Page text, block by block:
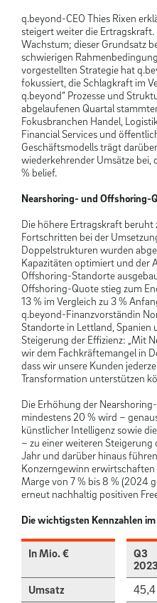
q.beyond-CEO Thies Rixen
steigert weiter die
Wachstum; dieser Grundsatz
schwierigen
vorgestellten Strategie hat
fokussiert, die Schlagkraft im
q.beyond“ Prozesse und
abgelaufenen Quartal
Fokusbranchen Handel,
Financial Services und
Geschäftsmodells trägt
wiederkehrender Umsätze bei,
% belief.
Nearshoring- und Offshoring-
Die höhere Ertragskraft beruht
Fortschritten bei der
Doppelstrukturen wurden
Kapazitäten optimiert und der
Offshoring-Standorte
Offshoring-Quote stieg zum
13 % im Vergleich zu 3 %
q.beyond-Finanzvorständin
Standorte in Lettland, Spanien
Steigerung der Effizienz: „Mit
wir dem Fachkräftemangel in
dass wir unsere Kunden
Transformation unterstützen
Die Erhöhung der
mindestens 20 % wird –
künstlicher Intelligenz sowie
– zu einer weiteren
Jahr und darüber hinaus
Konzerngewinn erwirtschaften
Marge von 7 % bis 8 % (2024
erneut nachhaltig positiven
Die wichtigsten Kennzahlen
In Mio. €
Q3
2023
Umsatz
45,4